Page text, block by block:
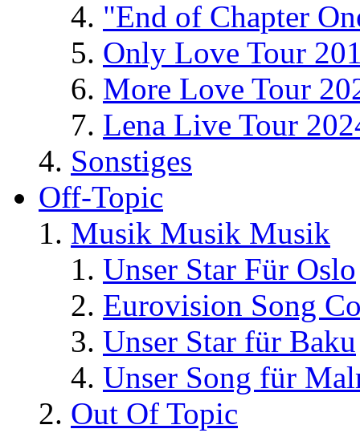
"End of Chapter
Only Love Tour
More Love Tour
Lena Live Tour
Sonstiges
Off-Topic
Musik Musik Musik
Unser Star Für Oslo
Eurovision Song
Unser Star für Baku
Unser Song für
Out Of Topic